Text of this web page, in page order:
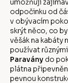
umožňují
odpočinku od
v obývacím
skrýt něco, co
věšák na kabáty
používat
Paravány do
plátna
pevnou